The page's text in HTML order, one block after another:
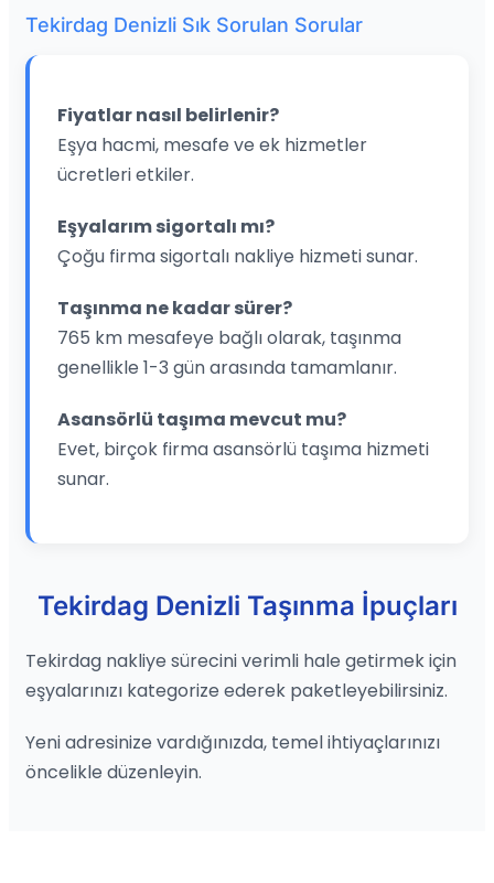
Tekirdag Denizli Sık Sorulan Sorular
Fiyatlar nasıl belirlenir?
Eşya hacmi, mesafe ve ek hizmetler
ücretleri etkiler.
Eşyalarım sigortalı mı?
Çoğu firma sigortalı nakliye hizmeti sunar.
Taşınma ne kadar sürer?
765 km mesafeye bağlı olarak, taşınma
genellikle 1-3 gün arasında tamamlanır.
Asansörlü taşıma mevcut mu?
Evet, birçok firma asansörlü taşıma hizmeti
sunar.
Tekirdag Denizli Taşınma İpuçları
Tekirdag nakliye sürecini verimli hale getirmek için
eşyalarınızı kategorize ederek paketleyebilirsiniz.
Yeni adresinize vardığınızda, temel ihtiyaçlarınızı
öncelikle düzenleyin.